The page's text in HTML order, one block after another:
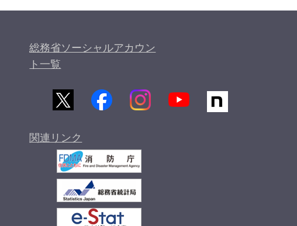
総務省ソーシャルアカウン
ト一覧
関連リンク